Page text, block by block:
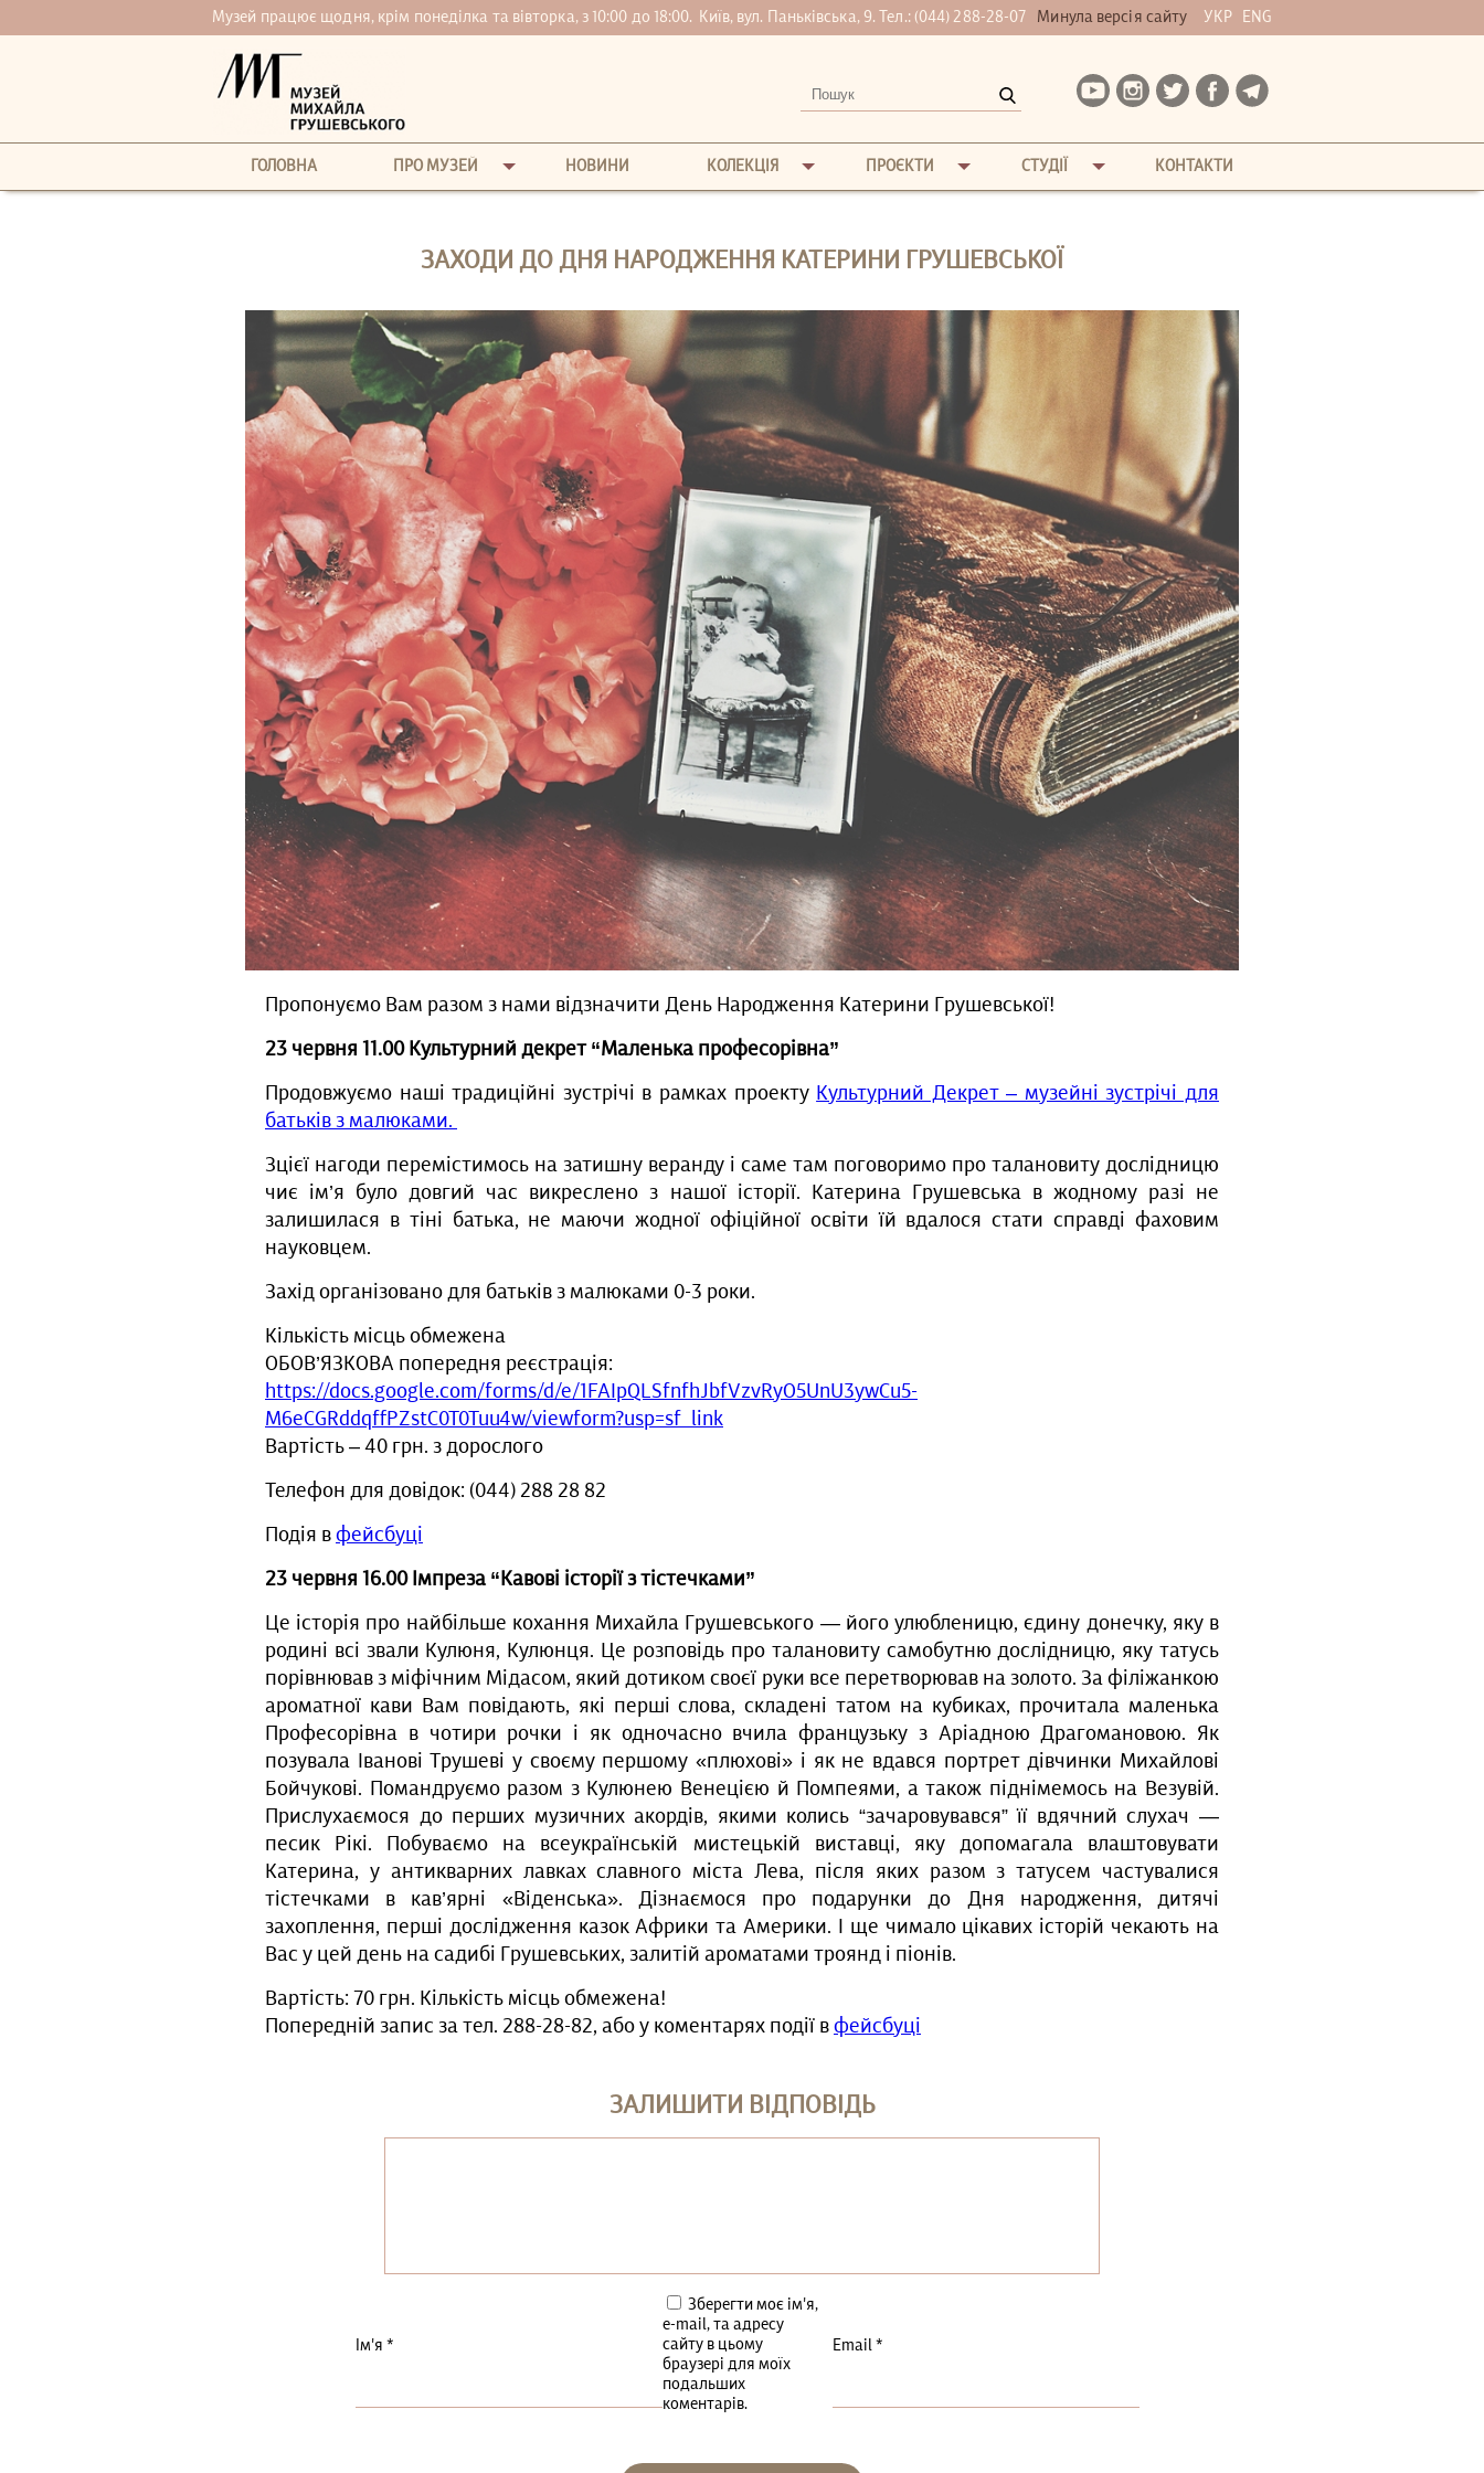
Музей працює щодня, крім понеділка та вівторка, з 10:00 до 18:00. Київ, вул. Паньківська, 9. Тел.:(044) 288-28-07 Минула версія сайту УКР ENG
ГОЛОВНА ПРО МУЗЕЙ НОВИНИ КОЛЕКЦІЯ ПРОЄКТИ СТУДІЇ КОНТАКТИ
ЗАХОДИ ДО ДНЯ НАРОДЖЕННЯ КАТЕРИНИ ГРУШЕВСЬКОЇ
Пропонуємо Вам разом з нами відзначити День Народження Катерини Грушевської!
23 червня 11.00 Культурний декрет “Маленька професорівна”
Продовжуємо наші традиційні зустрічі в рамках проекту Культурний Декрет – музейні зустрічі для
батьків з малюками.
Зцієї нагоди перемістимось на затишну веранду і саме там поговоримо про талановиту дослідницю
чиє ім’я було довгий час викреслено з нашої історії. Катерина Грушевська в жодному разі не
залишилася в тіні батька, не маючи жодної офіційної освіти їй вдалося стати справді фаховим
науковцем.
Захід організовано для батьків з малюками 0-3 роки.
Кількість місць обмежена
ОБОВ’ЯЗКОВА попередня реєстрація:
https://docs.google.com/forms/d/e/1FAIpQLSfnfhJbfVzvRyO5UnU3ywCu5-
M6eCGRddqffPZstC0T0Tuu4w/viewform?usp=sf_link
Вартість – 40 грн. з дорослого
Телефон для довідок: (044) 288 28 82
Подія в фейсбуці
23 червня 16.00 Імпреза “Кавові історії з тістечками”
Це історія про найбільше кохання Михайла Грушевського — його улюбленицю, єдину донечку, яку в
родині всі звали Кулюня, Кулюнця. Це розповідь про талановиту самобутню дослідницю, яку татусь
порівнював з міфічним Мідасом, який дотиком своєї руки все перетворював на золото. За філіжанкою
ароматної кави Вам повідають, які перші слова, складені татом на кубиках, прочитала маленька
Професорівна в чотири рочки і як одночасно вчила французьку з Аріадною Драгомановою. Як
позувала Іванові Трушеві у своєму першому «плюхові» і як не вдався портрет дівчинки Михайлові
Бойчукові. Помандруємо разом з Кулюнею Венецією й Помпеями, а також піднімемось на Везувій.
Прислухаємося до перших музичних акордів, якими колись “зачаровувався” її вдячний слухач —
песик Рікі. Побуваємо на всеукраїнській мистецькій виставці, яку допомагала влаштовувати
Катерина, у антикварних лавках славного міста Лева, після яких разом з татусем частувалися
тістечками в кав’ярні «Віденська». Дізнаємося про подарунки до Дня народження, дитячі
захоплення, перші дослідження казок Африки та Америки. І ще чимало цікавих історій чекають на
Вас у цей день на садибі Грушевських, залитій ароматами троянд і піонів.
Вартість: 70 грн. Кількість місць обмежена!
Попередній запис за тел. 288-28-82, або у коментарях події в фейсбуці
ЗАЛИШИТИ ВІДПОВІДЬ
Ім'я * Email *
Зберегти моє ім'я,
e-mail, та адресу
сайту в цьому
браузері для моїх
подальших
коментарів.